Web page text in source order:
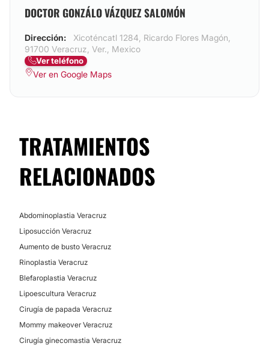
DOCTOR GONZÁLO VÁZQUEZ SALOMÓN
Dirección:
Xicoténcatl 1284, Ricardo Flores Magón,
91700 Veracruz, Ver., Mexico
Ver teléfono
Ver en Google Maps
TRATAMIENTOS
RELACIONADOS
Abdominoplastia Veracruz
Liposucción Veracruz
Aumento de busto Veracruz
Rinoplastia Veracruz
Blefaroplastia Veracruz
Lipoescultura Veracruz
Cirugía de papada Veracruz
Mommy makeover Veracruz
Cirugía ginecomastia Veracruz